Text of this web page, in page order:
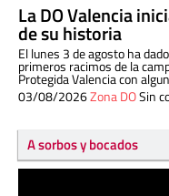
La DO Valencia
de su historia
El lunes 3 de agosto ha
primeros racimos de la
Protegida Valencia con
03/08/2026Zona DOSin
A sorbos y bocados